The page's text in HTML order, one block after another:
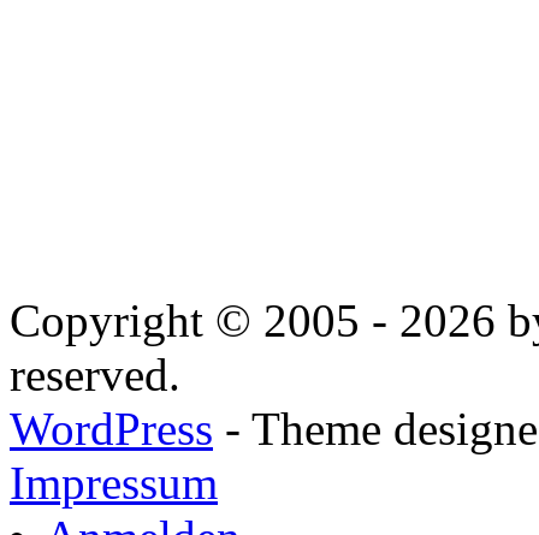
Copyright © 2005 - 2026
reserved.
WordPress - Theme
Impressum